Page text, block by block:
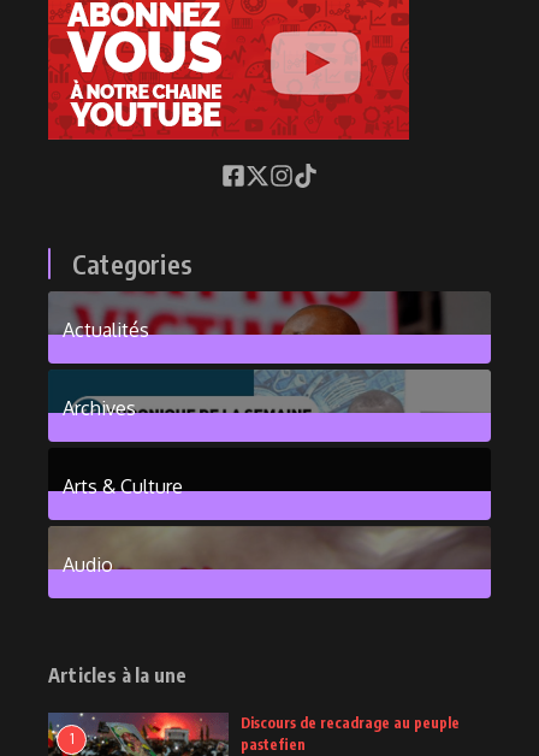
Categories
Actualités
376Posts
Archives
Arts & Culture
6Posts
Audio
Articles à la une
1
Discours de recadrage au peuple
pastefien